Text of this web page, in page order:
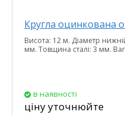
Кругла оцинкована
Висота: 12 м. Діаметр
мм. Товщина сталі: 3 мм.
в наявності
ціну уточнюйте